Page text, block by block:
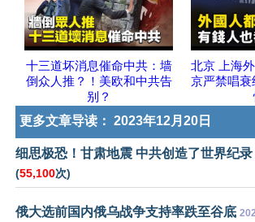
十三道坏消息催命中共：墙
倒众人推？！美欧和中共告
别？
北京 上海
京严禁唱衰
更多文章导读： 2023年12月20日
细思极恐！甘肃地震 中共创造了世界纪录
(55,100次)
俄大选前国内俄乌战争支持率跌至谷底